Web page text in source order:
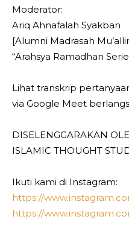
Moderator:
Ariq Ahnafalah Syakban
[Alumni Madrasah
“Arahsya Ramadhan
Lihat transkrip
via Google Meet
DISELENGGARAKAN
ISLAMIC THOUGHT
Ikuti kami di Instagram:
https://
https://